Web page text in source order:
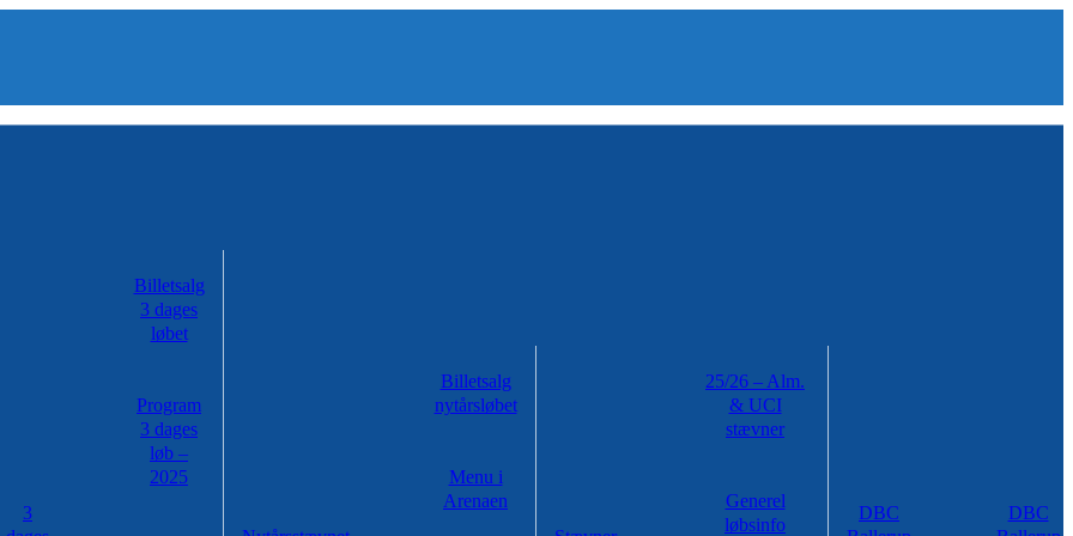
3
Billetsalg
3 dages
løbet
Program
3 dages
løb –
2025
Billetsalg
nytårsløbet
Menu i
Arenaen
25/26 – Alm.
& UCI
stævner
Generel
løbsinfo
DBC
DBC